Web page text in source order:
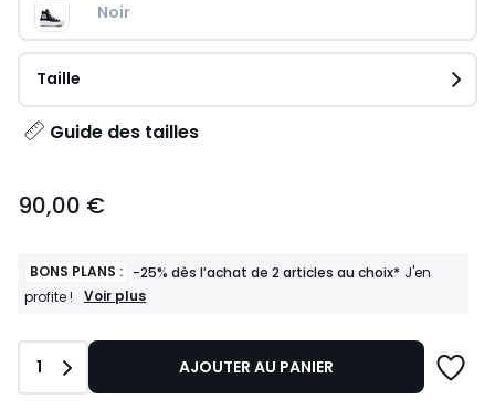
Noir
Taille
Guide des tailles
€.
90,00 €
BONS PLANS : -25% dès l’achat de 2 articles au choix* J'en
profite !
BONS
-25%
l’achat
Voir plus
Quantité
1 AJOUTER AU PANIER